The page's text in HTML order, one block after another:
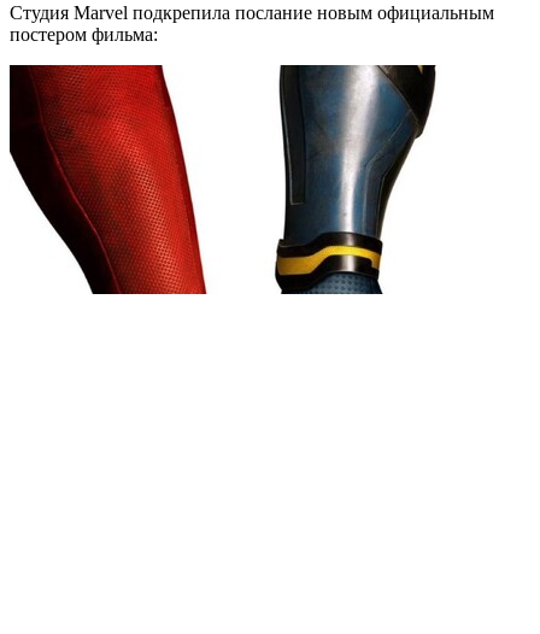
Студия Marvel подкрепила послание новым официальным
постером фильма: